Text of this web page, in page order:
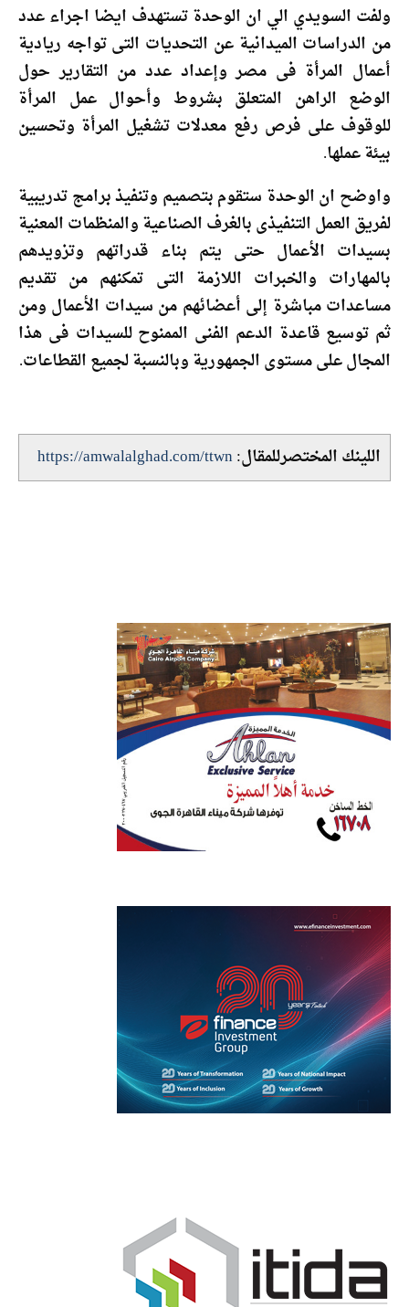
ولفت السويدي الي ان الوحدة تستهدف ايضا اجراء عدد
من الدراسات الميدانية عن التحديات التى تواجه ريادية
أعمال المرأة فى مصر وإعداد عدد من التقارير حول
الوضع الراهن المتعلق بشروط وأحوال عمل المرأة
للوقوف على فرص رفع معدلات تشغيل المرأة وتحسين
بيئة عملها.
واوضح ان الوحدة ستقوم بتصميم وتنفيذ برامج تدريبية
لفريق العمل التنفيذى بالغرف الصناعية والمنظمات المعنية
بسيدات الأعمال حتى يتم بناء قدراتهم وتزويدهم
بالمهارات والخبرات اللازمة التى تمكنهم من تقديم
مساعدات مباشرة إلى أعضائهم من سيدات الأعمال ومن
ثم توسيع قاعدة الدعم الفنى الممنوح للسيدات فى هذا
المجال على مستوى الجمهورية وبالنسبة لجميع القطاعات.
اللينك المختصرللمقال:https://amwalalghad.com/ttwn